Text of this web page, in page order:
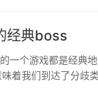
经典boss
一个游戏都是经典
着我们到达了分歧